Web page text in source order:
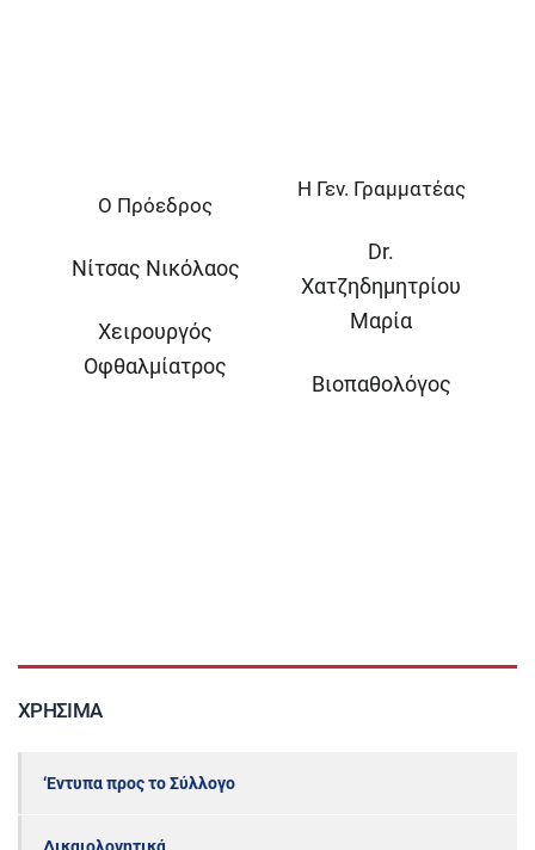
Ο Πρόεδρος
Νίτσας Νικόλαος
Χειρουργός
Οφθαλμίατρος
Η Γεν. Γραμματέας
Dr.
Χατζηδημητρίου
Μαρία
Βιοπαθολόγος
ΧΡΉΣΙΜΑ
‘Εντυπα προς το Σύλλογο